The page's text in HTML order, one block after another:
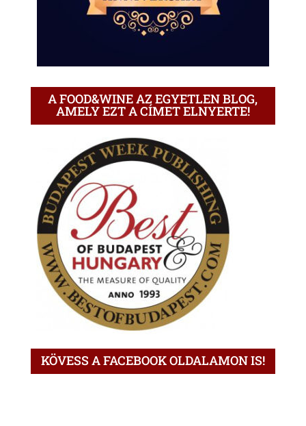
A FOOD&WINE AZ EGYETLEN BLOG,
AMELY EZT A CÍMET ELNYERTE!
KÖVESS A FACEBOOK OLDALAMON IS!